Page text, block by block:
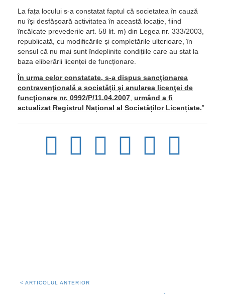
La fața locului s-a constatat faptul că societatea în cauză
nu își desfășoară activitatea în această locație, fiind
încălcate prevederile art. 58 lit. m) din Legea nr. 333/2003,
republicată, cu modificările și completările ulterioare, în
sensul că nu mai sunt îndeplinite condițiile care au stat la
baza eliberării licenței de funcționare.
În urma celor constatate, s-a dispus sancţionarea
contravenţională a societății și anularea licenţei de
funcţionare nr. 0992/P/11.04.2007, urmând a fi
actualizat Registrul Național al Societăților Licențiate.”
< ARTICOLUL ANTERIOR